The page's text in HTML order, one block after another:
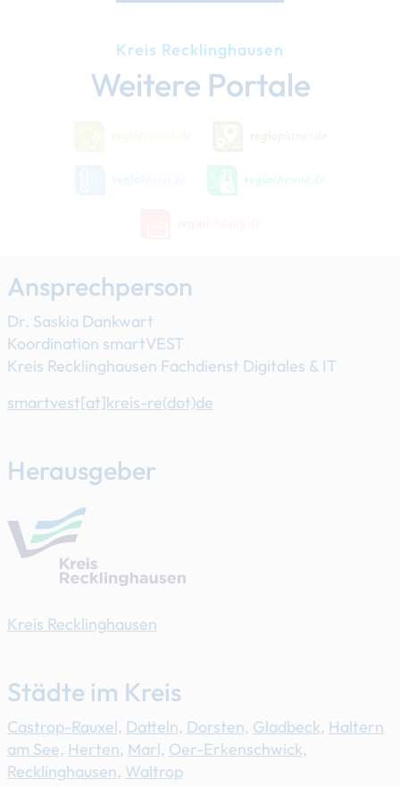
Kreis Recklinghausen
Weitere Portale
Ansprechperson
Dr. Saskia Dankwart
Koordination smartVEST
Kreis Recklinghausen Fachdienst Digitales & IT
smartvest[at]​kreis-re(dot)de
Herausgeber
Kreis Recklinghausen
Städte im Kreis
Castrop-Rauxel, Datteln, Dorsten, Gladbeck, Haltern
am See, Herten, Marl, Oer-Erkenschwick,
Recklinghausen, Waltrop